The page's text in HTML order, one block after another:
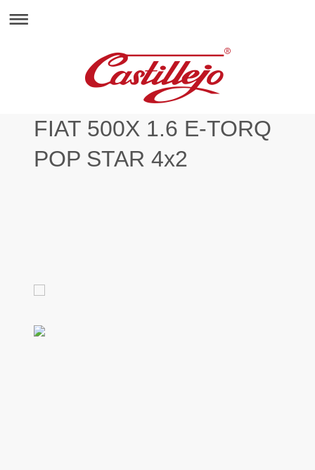
FIAT 500X 1.6 E-TORQ
POP STAR 4x2